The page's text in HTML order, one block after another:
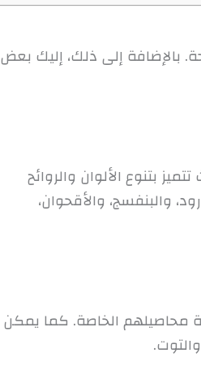
بالإضافة إلى ذلك، إليك بعض
بتنوع الألوان والروائح
والبنفسج، والأقحوان،
محاصيلهم الخاصة. كما يمكن